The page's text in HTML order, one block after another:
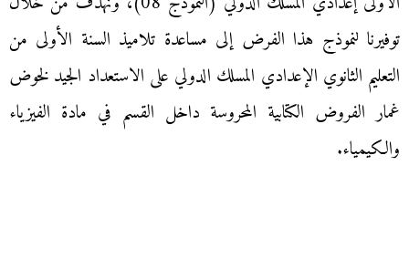
توفيرنا لنموذج هذا الفرض إلى مساعدة تلاميذ السنة الأولى من
التعليم الثانوي الإعدادي المسلك الدولي على الاستعداد الجيد لخوض
غمار الفروض الكتابية المحروسة داخل القسم في مادة الفيزياء
والكيمياء.